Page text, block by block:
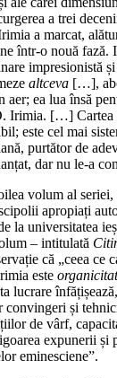
a trei
a marcat,
într-o nouă fază.
impresionistă
altceva […],
aer; ea lua însă
Irimia. […]
este cel mai
purtător de
dar nu le-a
volum al seriei,
apropiați
la universitatea
– intitulată
că „ceea ce
este
lucrare
convingeri și
de vârf,
expunerii și
eminesciene”.